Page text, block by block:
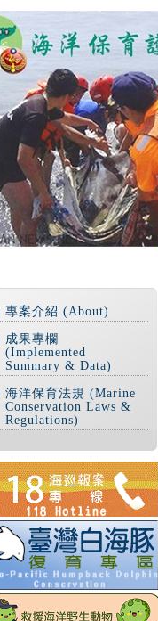
專案介紹 (About)
成果專欄
(Implemented
Summary & Data)
海洋保育法規 (Marine
Conservation Laws &
Regulations)